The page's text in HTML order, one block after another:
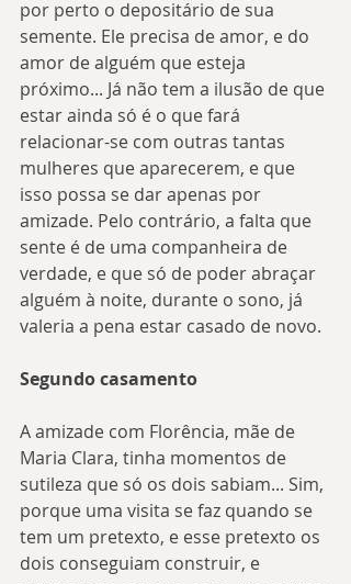
por perto o depositário de sua
semente. Ele precisa de amor, e do
amor de alguém que esteja
próximo... Já não tem a ilusão de que
estar ainda só é o que fará
relacionar-se com outras tantas
mulheres que aparecerem, e que
isso possa se dar apenas por
amizade. Pelo contrário, a falta que
sente é de uma companheira de
verdade, e que só de poder abraçar
alguém à noite, durante o sono, já
valeria a pena estar casado de novo.
Segundo casamento
A amizade com Florência, mãe de
Maria Clara, tinha momentos de
sutileza que só os dois sabiam... Sim,
porque uma visita se faz quando se
tem um pretexto, e esse pretexto os
dois conseguiam construir, e